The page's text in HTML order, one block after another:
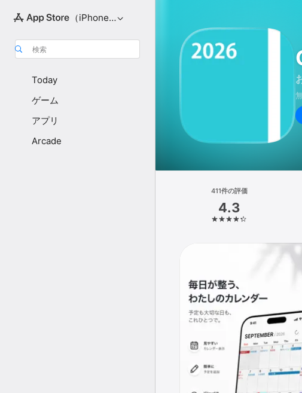
（iPhone向け）
検索
Today
ゲーム
アプリ
Arcade
411件の評価
4.3